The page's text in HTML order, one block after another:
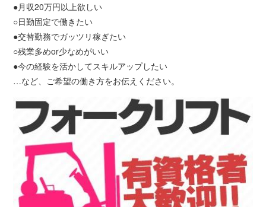
●月収20万円以上欲しい
○日勤固定で働きたい
●交替勤務でガッツリ稼ぎたい
○残業多めor少なめがいい
●今の経験を活かしてスキルアップしたい
…など、ご希望の働き方をお伝えください。